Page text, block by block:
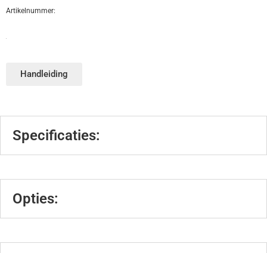
Artikelnummer:
Handleiding
Specificaties:
Opties: